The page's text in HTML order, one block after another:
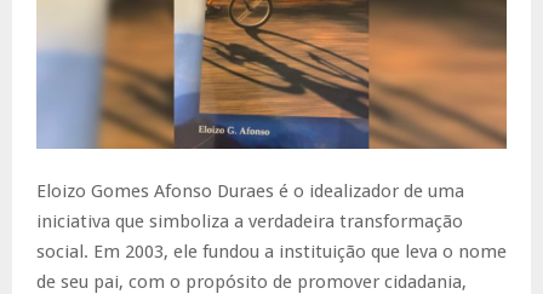
Eloizo Gomes Afonso Duraes é o idealizador de uma
iniciativa que simboliza a verdadeira transformação
social. Em 2003, ele fundou a instituição que leva o nome
de seu pai, com o propósito de promover cidadania,